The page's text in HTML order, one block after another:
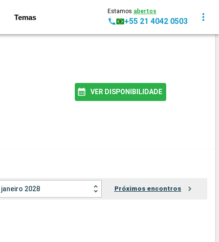
Temas
Estamos abertos
+55 21 4042 0503
VER DISPONIBILIDADE
janeiro 2028 Próximos encontros